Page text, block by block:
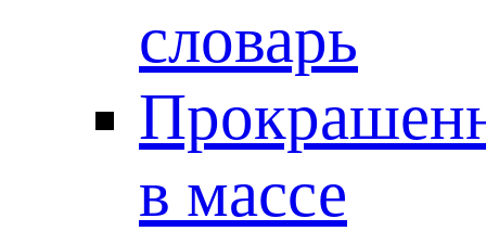
словарь
в массе